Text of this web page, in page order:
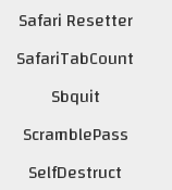
Safari Resetter
SafariTabCount
Sbquit
ScramblePass
SelfDestruct